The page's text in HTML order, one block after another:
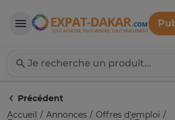
Expat-Dakar
Précédent
Accueil
Annonces Offres d'emploi